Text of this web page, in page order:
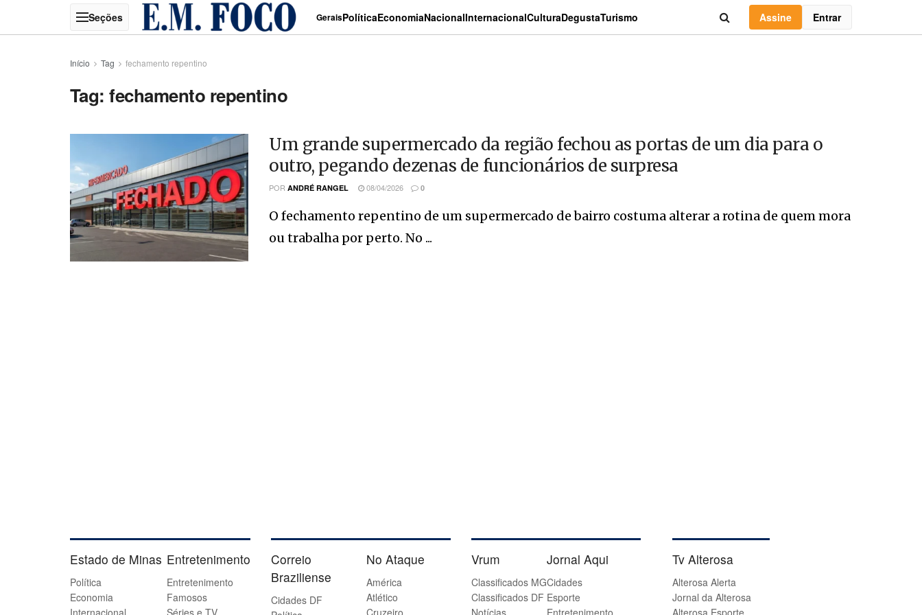
GeraisPolíticaEconomiaNacionalInternacionalCulturaDegustaTurismo Assine Entrar
Início Tag fechamento repentino
Tag:fechamento repentino
Um grande supermercado da região fechou as portas de um dia para o
outro, pegando dezenas de funcionários de surpresa
POR ANDRÉ RANGEL 08/04/2026 0
O fechamento repentino de um supermercado de bairro costuma alterar a rotina de quem mora
ou trabalha por perto. No ...
Estado de Minas
Política
Economia
Internacional
Entretenimento
Entretenimento
Famosos
Séries e TV
Correio
Braziliense
Cidades DF
No Ataque
América
Atlético
Cruzeiro
Vrum
Classificados MG
Classificados DF
Notícias
Jornal Aqui
Cidades
Esporte
Entretenimento
Tv Alterosa
Alterosa Alerta
Jornal da Alterosa
Alterosa Esporte